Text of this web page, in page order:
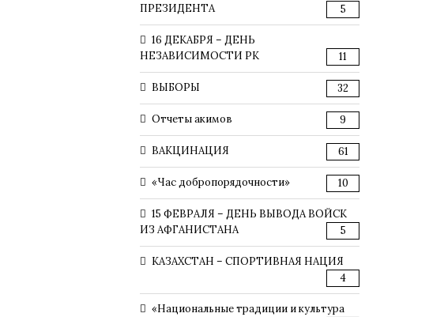
ПРЕЗИДЕНТА
5
16 ДЕКАБРЯ – ДЕНЬ
НЕЗАВИСИМОСТИ РК
11
ВЫБОРЫ 32
Отчеты акимов 9
ВАКЦИНАЦИЯ 61
«Час добропорядочности» 10
15 ФЕВРАЛЯ – ДЕНЬ ВЫВОДА ВОЙСК
ИЗ АФГАНИСТАНА
5
КАЗАХСТАН – СПОРТИВНАЯ НАЦИЯ
4
«Национальные традиции и культура